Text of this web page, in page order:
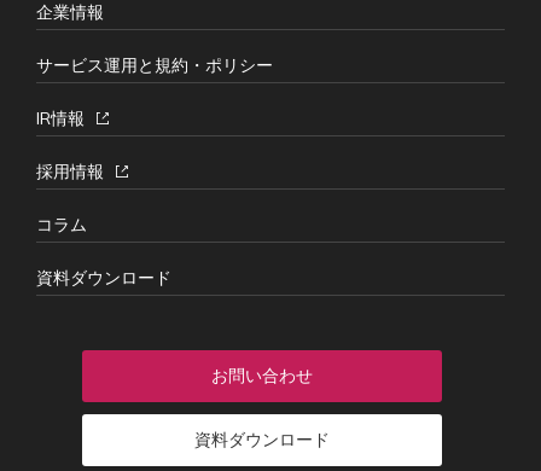
企業情報
サービス運用と規約・ポリシー
IR情報
採用情報
コラム
資料ダウンロード
お問い合わせ
資料ダウンロード